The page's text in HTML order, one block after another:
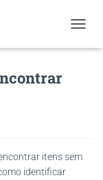
O
itens sem
identificar